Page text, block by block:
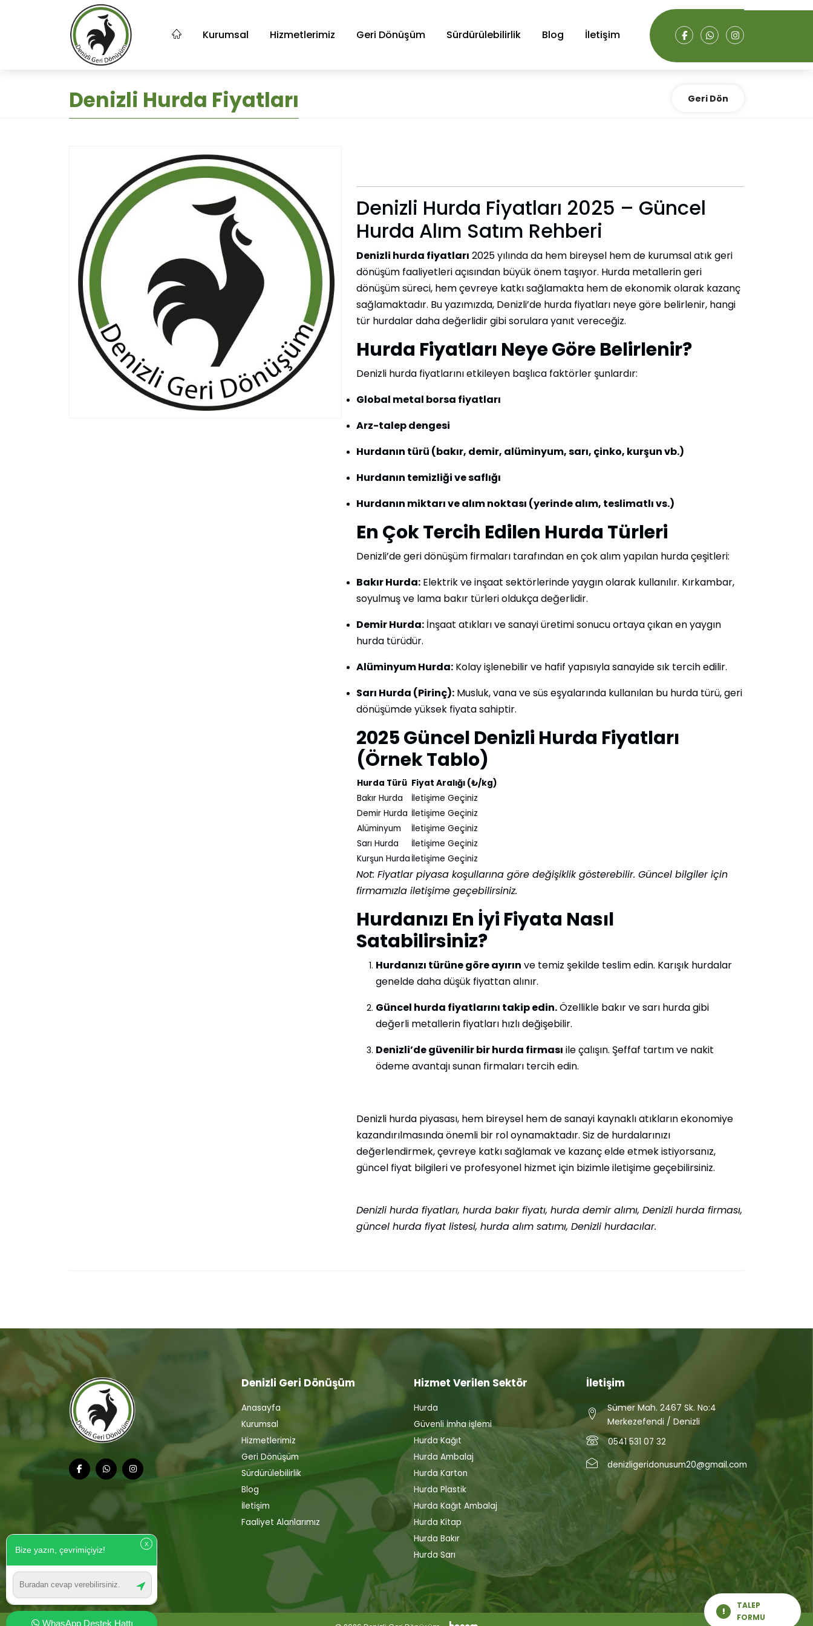
Kurumsal Hizmetlerimiz Geri Dönüşüm Sürdürülebilirlik Blog İletişim
TALEP
FORMU
Denizli Hurda Fiyatları Geri Dön
Denizli Hurda Fiyatları 2025 – Güncel
Hurda Alım Satım Rehberi
Denizli hurda fiyatları 2025 yılında da hem bireysel hem de kurumsal atık geri
dönüşüm faaliyetleri açısından büyük önem taşıyor. Hurda metallerin geri
dönüşüm süreci, hem çevreye katkı sağlamakta hem de ekonomik olarak kazanç
sağlamaktadır. Bu yazımızda, Denizli’de hurda fiyatları neye göre belirlenir, hangi
tür hurdalar daha değerlidir gibi sorulara yanıt vereceğiz.
Hurda Fiyatları Neye Göre Belirlenir?
Denizli hurda fiyatlarını etkileyen başlıca faktörler şunlardır:
Global metal borsa fiyatları
Arz-talep dengesi
Hurdanın türü (bakır, demir, alüminyum, sarı, çinko, kurşun vb.)
Hurdanın temizliği ve saflığı
Hurdanın miktarı ve alım noktası (yerinde alım, teslimatlı vs.)
En Çok Tercih Edilen Hurda Türleri
Denizli’de geri dönüşüm firmaları tarafından en çok alım yapılan hurda çeşitleri:
Bakır Hurda: Elektrik ve inşaat sektörlerinde yaygın olarak kullanılır. Kırkambar,
soyulmuş ve lama bakır türleri oldukça değerlidir.
Demir Hurda: İnşaat atıkları ve sanayi üretimi sonucu ortaya çıkan en yaygın
hurda türüdür.
Alüminyum Hurda: Kolay işlenebilir ve hafif yapısıyla sanayide sık tercih edilir.
Sarı Hurda (Pirinç): Musluk, vana ve süs eşyalarında kullanılan bu hurda türü, geri
dönüşümde yüksek fiyata sahiptir.
2025 Güncel Denizli Hurda Fiyatları
(Örnek Tablo)
Hurda Türü Fiyat Aralığı (₺/kg)
Bakır Hurda
İletişime Geçiniz
Demir Hurda İletişime Geçiniz
Alüminyum
İletişime Geçiniz
Sarı Hurda
İletişime Geçiniz
Kurşun Hurda İletişime Geçiniz
Not: Fiyatlar piyasa koşullarına göre değişiklik gösterebilir. Güncel bilgiler için
firmamızla iletişime geçebilirsiniz.
Hurdanızı En İyi Fiyata Nasıl
Satabilirsiniz?
Hurdanızı türüne göre ayırın ve temiz şekilde teslim edin. Karışık hurdalar
genelde daha düşük fiyattan alınır.
Güncel hurda fiyatlarını takip edin.Özellikle bakır ve sarı hurda gibi
değerli metallerin fiyatları hızlı değişebilir.
Denizli’de güvenilir bir hurda firması ile çalışın. Şeffaf tartım ve nakit
ödeme avantajı sunan firmaları tercih edin.
Denizli hurda piyasası, hem bireysel hem de sanayi kaynaklı atıkların ekonomiye
kazandırılmasında önemli bir rol oynamaktadır. Siz de hurdalarınızı
değerlendirmek, çevreye katkı sağlamak ve kazanç elde etmek istiyorsanız,
güncel fiyat bilgileri ve profesyonel hizmet için bizimle iletişime geçebilirsiniz.
Denizli hurda fiyatları, hurda bakır fiyatı, hurda demir alımı, Denizli hurda firması,
güncel hurda fiyat listesi, hurda alım satımı, Denizli hurdacılar.
Denizli Geri Dönüşüm
Anasayfa
Kurumsal
Hizmetlerimiz
Geri Dönüşüm
Sürdürülebilirlik
Blog
İletişim
Faaliyet Alanlarımız
Hizmet Verilen Sektör
Hurda
Güvenli İmha işlemi
Hurda Kağıt
Hurda Ambalaj
Hurda Karton
Hurda Plastik
Hurda Kağıt Ambalaj
Hurda Kitap
Hurda Bakır
Hurda Sarı
İletişim
Sümer Mah. 2467 Sk. No:4
Merkezefendi / Denizli
0541 531 07 32
denizligeridonusum20@gmail.com
X
Bize yazın, çevrimiçiyiz!
WhasApp Destek Hattı